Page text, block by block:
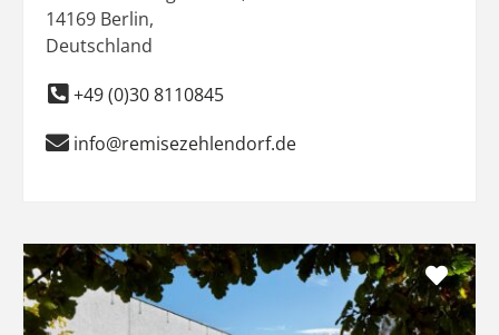
14169 Berlin,
Deutschland
+49 (0)30 8110845
info@remisezehlendorf.de